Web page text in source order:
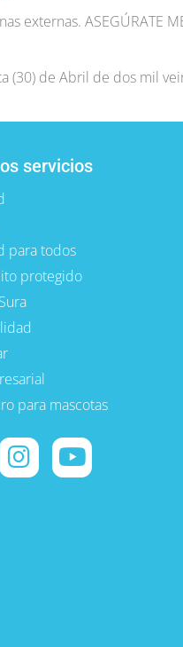
externas. ASEGÚRATE
(30) de Abril de dos mil
servicios
para todos
protegido
para mascotas